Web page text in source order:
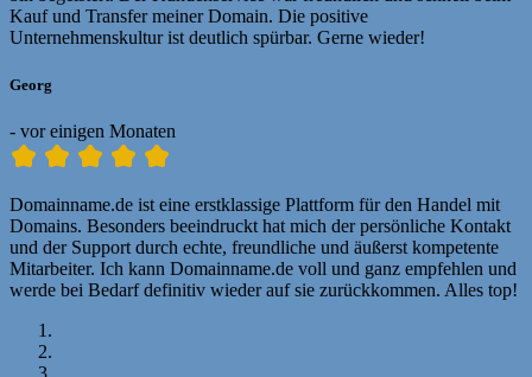
Kauf und Transfer meiner Domain. Die positive
Unternehmenskultur ist deutlich spürbar. Gerne wieder!
Georg
- vor einigen Monaten
Domainname.de ist eine erstklassige Plattform für den Handel mit
Domains. Besonders beeindruckt hat mich der persönliche Kontakt
und der Support durch echte, freundliche und äußerst kompetente
Mitarbeiter. Ich kann Domainname.de voll und ganz empfehlen und
werde bei Bedarf definitiv wieder auf sie zurückkommen. Alles top!